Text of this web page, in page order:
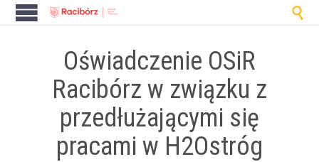

Oświadczenie OSiR
Racibórz w związku z
przedłużającymi się
pracami w H2Ostróg